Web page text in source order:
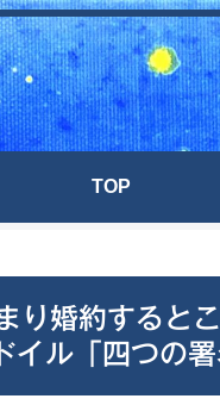
TOP
り婚約すると
ル「四つの署